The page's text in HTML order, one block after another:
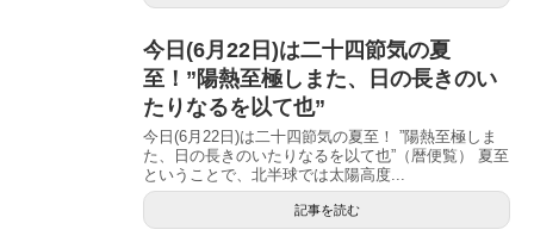
今日(6月22日)は二十四節気の夏
至！”陽熱至極しまた、日の長きのい
たりなるを以て也”
今日(6月22日)は二十四節気の夏至！ ”陽熱至極しま
た、日の長きのいたりなるを以て也”（暦便覧） 夏至
ということで、北半球では太陽高度...
記事を読む